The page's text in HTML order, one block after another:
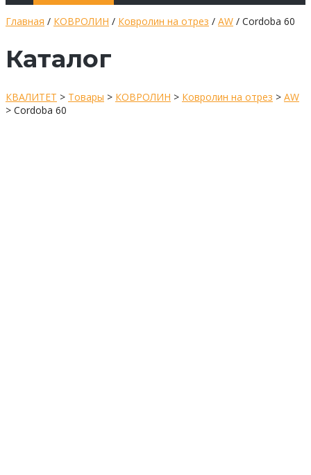
Главная / КОВРОЛИН / Ковролин на отрез / AW / Cordoba 60
Каталог
КВАЛИТЕТ > Товары > КОВРОЛИН > Ковролин на отрез > AW
> Cordoba 60